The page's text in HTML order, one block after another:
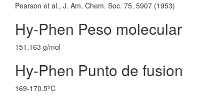
Pearson et al., J. Am. Chem. Soc. 75, 5907 (1953)
Hy-Phen Peso molecular
151.163 g/mol
Hy-Phen Punto de fusion
169-170.5oC